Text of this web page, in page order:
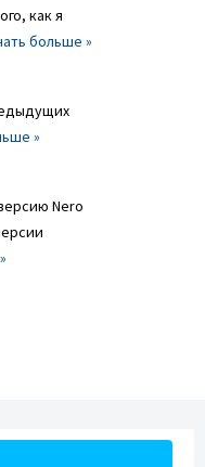
как я
больше »
»
Nero